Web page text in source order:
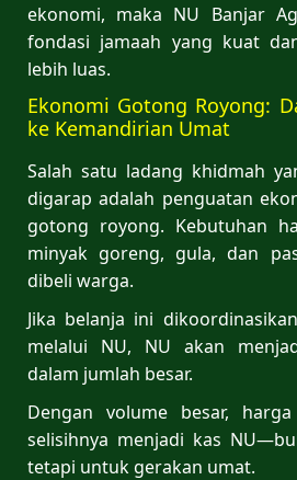
ekonomi, maka NU Banjar
fondasi jamaah yang kuat
lebih luas.
Ekonomi Gotong Royong:
ke Kemandirian Umat
Salah satu ladang khidmah
digarap adalah penguatan
gotong royong. Kebutuhan
minyak goreng, gula, dan
dibeli warga.
Jika belanja ini
melalui NU, NU akan
dalam jumlah besar.
Dengan volume besar,
selisihnya menjadi kas
tetapi untuk gerakan umat.